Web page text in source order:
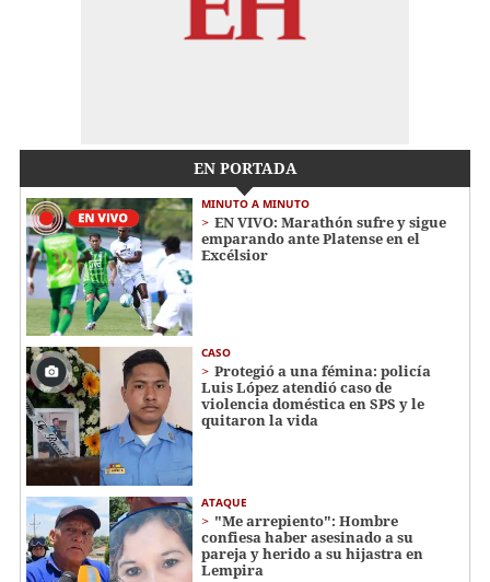
EN PORTADA
MINUTO A MINUTO
EN VIVO: Marathón sufre y sigue
emparando ante Platense en el
Excélsior
CASO
Protegió a una fémina: policía
Luis López atendió caso de
violencia doméstica en SPS y le
quitaron la vida
ATAQUE
"Me arrepiento": Hombre
confiesa haber asesinado a su
pareja y herido a su hijastra en
Lempira